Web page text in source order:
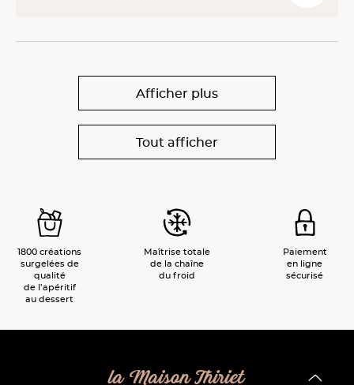
Afficher plus
Tout afficher
1800 créations
surgelées de
qualité
de l’apéritif
au dessert
Maîtrise totale
de la chaîne
du froid
Paiement
en ligne
sécurisé
la Maison Thiriet